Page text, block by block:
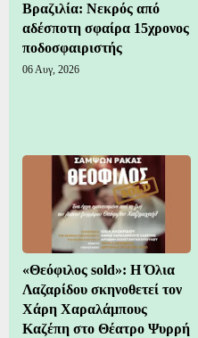
Βραζιλία: Νεκρός από
αδέσποτη σφαίρα 15χρονος
ποδοσφαιριστής
06 Αυγ, 2026
«Θεόφιλος sold»: Η Όλια
Λαζαρίδου σκηνοθετεί τον
Χάρη Χαραλάμπους
Καζέπη στο Θέατρο Ψυρρή